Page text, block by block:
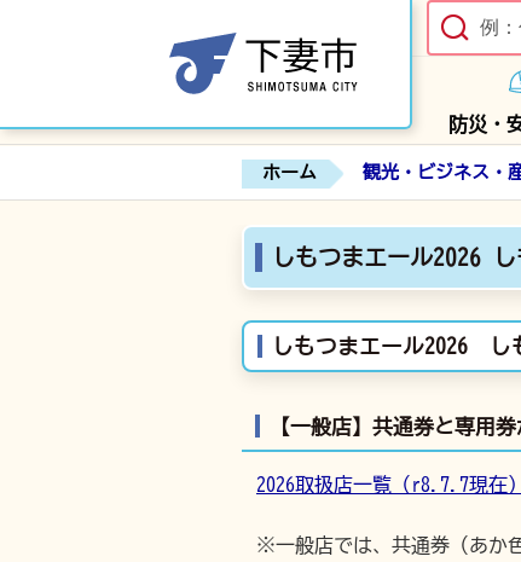
防災・
ホーム 観光・ビジネス・
しもつまエール2026
しもつまエール2026 し
【一般店】共通券と専用
2026取扱店一覧（r8.7.7現在
※一般店では、共通券（あか